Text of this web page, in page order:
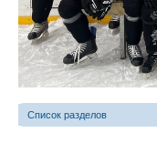
Список разделов